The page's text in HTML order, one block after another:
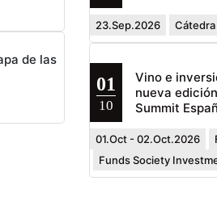
de las
23.Sep.2026
01
10
Vino e
nueva
Summit
01.Oct - 02.Oct.2026
Funds Society